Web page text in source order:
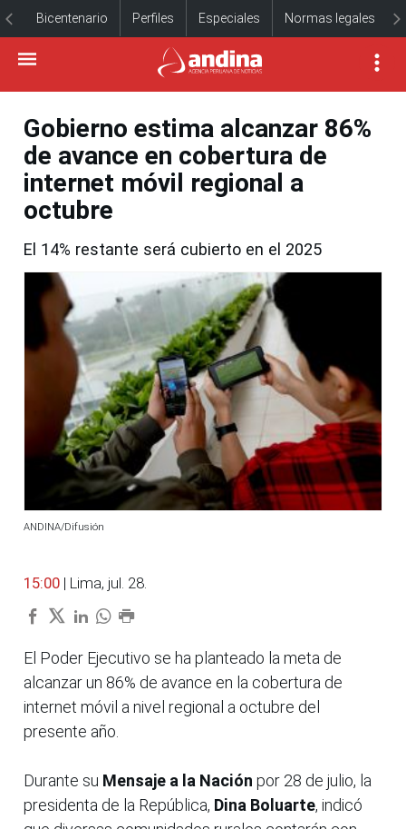
Bicentenario Perfiles Especiales Normas legales
Gobierno estima alcanzar 86%
de avance en cobertura de
internet móvil regional a
octubre
El 14% restante será cubierto en el 2025
ANDINA/Difusión
15:00 | Lima, jul. 28.
El Poder Ejecutivo se ha planteado la meta de
alcanzar un 86% de avance en la cobertura de
internet móvil a nivel regional a octubre del
presente año.
Durante su Mensaje a la Nación por 28 de julio, la
presidenta de la República, Dina Boluarte, indicó